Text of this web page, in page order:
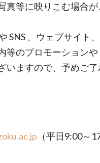
真等に映りこむ場合が
SNS 、ウェブサイト
等のプロモーションや
いますので、予めご了
（平日9:00～